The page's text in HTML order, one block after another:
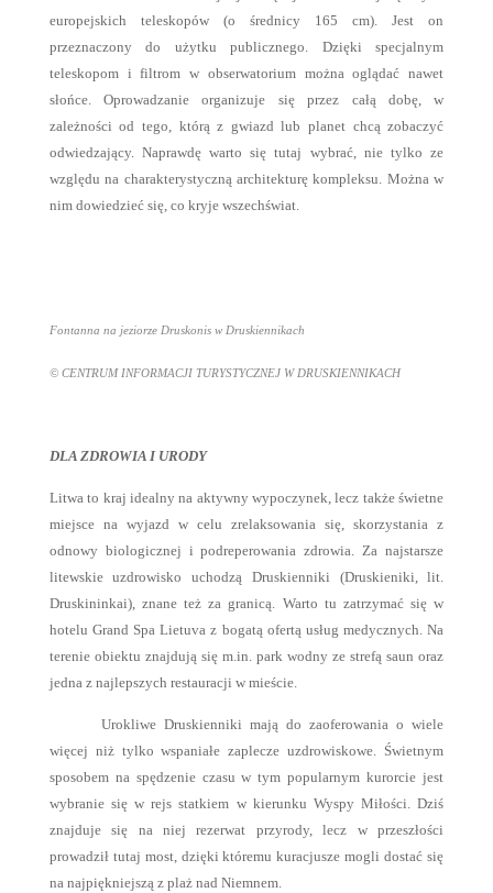
europejskich teleskopów (o średnicy 165 cm). Jest on
przeznaczony do użytku publicznego. Dzięki specjalnym
teleskopom i filtrom w obserwatorium można oglądać nawet
słońce. Oprowadzanie organizuje się przez całą dobę, w
zależności od tego, którą z gwiazd lub planet chcą zobaczyć
odwiedzający. Naprawdę warto się tutaj wybrać, nie tylko ze
względu na charakterystyczną architekturę kompleksu. Można w
nim dowiedzieć się, co kryje wszechświat.
Fontanna na jeziorze Druskonis w Druskiennikach
© CENTRUM INFORMACJI TURYSTYCZNEJ W DRUSKIENNIKACH
DLA ZDROWIA I URODY
Litwa to kraj idealny na aktywny wypoczynek, lecz także świetne
miejsce na wyjazd w celu zrelaksowania się, skorzystania z
odnowy biologicznej i podreperowania zdrowia. Za najstarsze
litewskie uzdrowisko uchodzą Druskienniki (Druskieniki, lit.
Druskininkai), znane też za granicą. Warto tu zatrzymać się w
hotelu Grand Spa Lietuva z bogatą ofertą usług medycznych. Na
terenie obiektu znajdują się m.in. park wodny ze strefą saun oraz
jedna z najlepszych restauracji w mieście.
Urokliwe Druskienniki mają do zaoferowania o wiele
więcej niż tylko wspaniałe zaplecze uzdrowiskowe. Świetnym
sposobem na spędzenie czasu w tym popularnym kurorcie jest
wybranie się w rejs statkiem w kierunku Wyspy Miłości. Dziś
znajduje się na niej rezerwat przyrody, lecz w przeszłości
prowadził tutaj most, dzięki któremu kuracjusze mogli dostać się
na najpiękniejszą z plaż nad Niemnem.